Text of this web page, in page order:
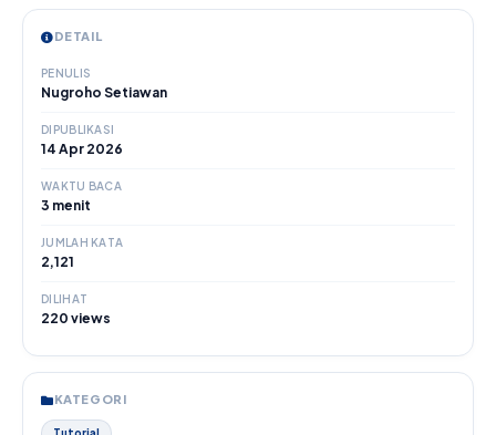
DETAIL
PENULIS
Nugroho Setiawan
DIPUBLIKASI
14 Apr 2026
WAKTU BACA
3 menit
JUMLAH KATA
2,121
DILIHAT
220 views
KATEGORI